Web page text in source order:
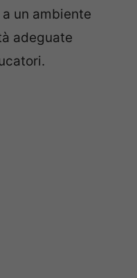
un ambiente
adeguate